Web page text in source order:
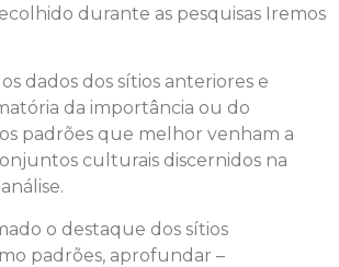
durante as pesquisas Iremos
dados dos sítios anteriores e
da importância ou do
padrões que melhor venham a
culturais discernidos na
o destaque dos sítios
padrões, aprofundar –